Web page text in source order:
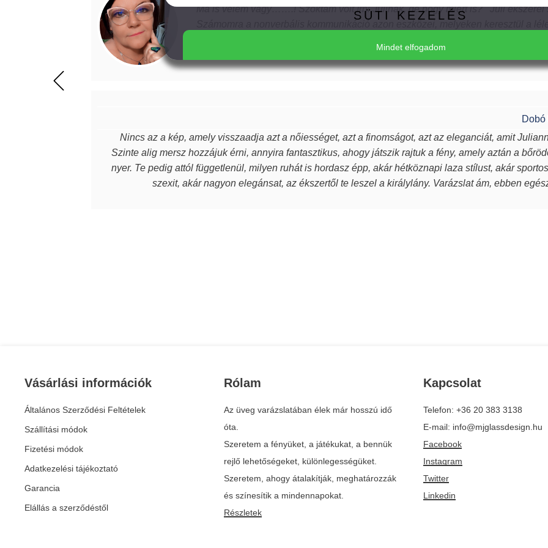
Ma is velem vagy…….! Szoktam volt írni Julinak, de hogy miért is? Juli ékszerei
Számomra a nonverbális kommunikáció azon eszközei, melyeken keresztül a
világnak. Juli ékszerei azon túl, hogy egyediek, csodaszépek, igényesek,
szeretetet, amit készítőjük alkotás során beletett. Szeretem a kincseit, viselem
magabiztosabb, derűsebb vagyok. Azon nők közé tartozom, akiket az ékszer talál
Dobó
Nincs az a kép, amely visszaadja azt a nőiességet, azt a finomságot, azt az eleganciát, amit
Szinte alig mersz hozzájuk érni, annyira fantasztikus, ahogy játszik rajtuk a fény, amely aztán a
nyer. Te pedig attól függetlenül, milyen ruhát is hordasz épp, akár hétköznapi laza stílust, akár
szexit, akár nagyon elegánsat, az ékszertől te leszel a királylány. Varázslat ám, ebben
Vásárlási információk
Általános Szerződési Feltételek
Szállítási módok
Fizetési módok
Adatkezelési tájékoztató
Garancia
Elállás a szerződéstől
Rólam
Az üveg varázslatában élek már hosszú idő
óta.
Szeretem a fényüket, a játékukat, a bennük
rejlő lehetőségeket, különlegességüket.
Szeretem, ahogy átalakítják, meghatározzák
és színesítik a mindennapokat.
Részletek
Kapcsolat
Telefon: +36 20 383 3138
E-mail: info@mjglassdesign.hu
Facebook
Instagram
Twitter
Linkedin
SÜTI KEZELÉS
Mindet elfogadom
Csak a szükséges sütik elfogadása